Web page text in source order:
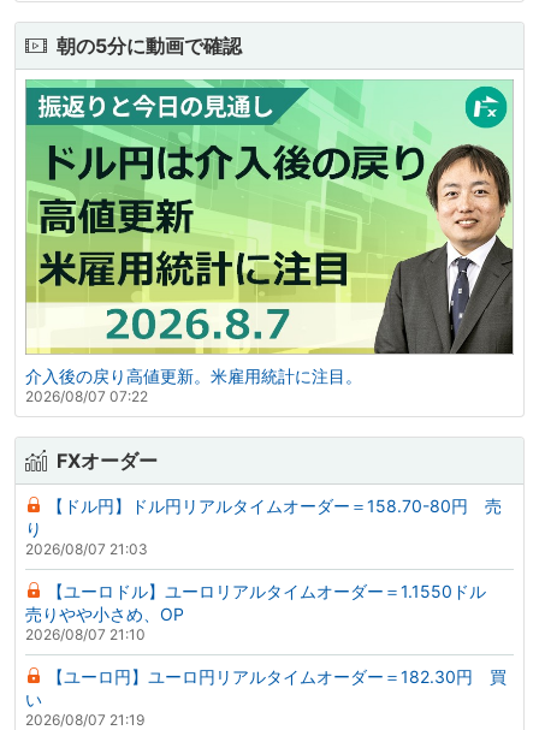
朝の5分に動画で確認
介入後の戻り高値更新。米雇用統計に注目。
2026/08/07 07:22
FXオーダー
【ドル円】ドル円リアルタイムオーダー＝158.70-80円 売
り
2026/08/07 21:03
【ユーロドル】ユーロリアルタイムオーダー＝1.1550ドル
売りやや小さめ、OP
2026/08/07 21:10
【ユーロ円】ユーロ円リアルタイムオーダー＝182.30円 買
い
2026/08/07 21:19